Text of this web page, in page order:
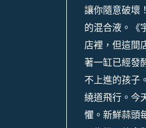
讓你隨意破壞
的混合液。《
店裡，但這間
著一缸已經發
不上進的孩子
繞道飛行。今
懼。新鮮蒜頭